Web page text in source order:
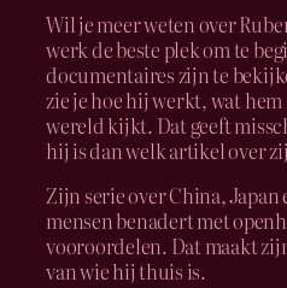
Wil je meer weten over
werk de beste plek om te
documentaires zijn te
zie je hoe hij werkt, wat
wereld kijkt. Dat geeft
hij is dan welk artikel over
Zijn serie over China,
mensen benadert met
vooroordelen. Dat maakt
van wie hij thuis is.